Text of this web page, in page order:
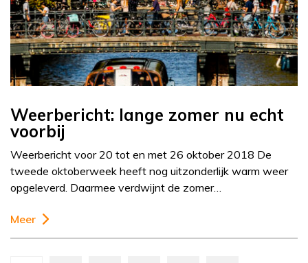
Weerbericht: lange zomer nu echt
voorbij
Weerbericht voor 20 tot en met 26 oktober 2018 De
tweede oktoberweek heeft nog uitzonderlijk warm weer
opgeleverd. Daarmee verdwijnt de zomer…
Meer